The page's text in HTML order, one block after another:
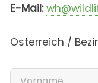
E-Mail:
Österreich /